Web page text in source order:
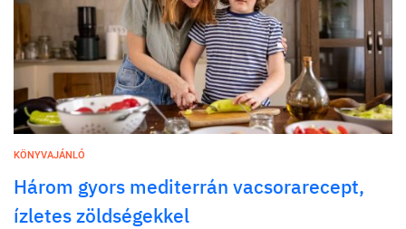
KÖNYVAJÁNLÓ
Három gyors mediterrán vacsorarecept,
ízletes zöldségekkel